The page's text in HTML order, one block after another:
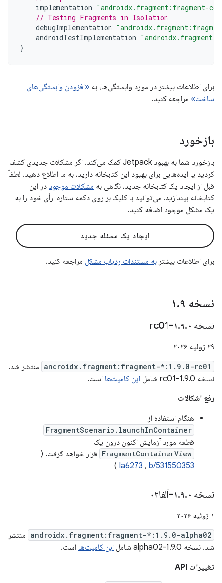
implementation "androidx.fragment:fragment-
// Testing Fragments in Isolation
debugImplementation
androidTestImplementation
}
برای اطلاعات بیشتر در مورد وابستگی‌ها، به «افزودن وابستگی‌های
ساخت» مراجعه کنید.
بازخورد
بازخورد شما به بهبود Jetpack کمک می‌کند. اگر مشکلات جدیدی کشف
کردید یا ایده‌هایی برای بهبود این کتابخانه دارید، به ما اطلاع دهید. لطفاً
قبل از ایجاد یک کتابخانه جدید، نگاهی به مشکلات موجود در این
کتابخانه بیندازید. می‌توانید با کلیک بر روی دکمه ستاره، رأی خود را به
یک مشکل موجود اضافه کنید.
ایجاد یک مسئله جدید
برای اطلاعات بیشتر به مستندات ردیاب مشکل مراجعه کنید.
نسخه ۱ .۹
نسخه ۱ .۹.۰-rc01
۲۹ ژوئیه ۲۰۲۶
androidx.fragment:fragment-*:1.9.0-rc01 منتشر شد.
نسخه 1.9.0-rc01 شامل
این کامیت‌ها است.
رفع اشکالات
هنگام استفاده از
FragmentScenario.launchInContainer
قطعه مورد آزمایش اکنون درون یک
FragmentContainerView قرار خواهد گرفت. (
Ia6273 ، b/531550353
)
نسخه ۱ .۹.۰-آلفا۰۲
۱ ژوئیه ۲۰۲۶
androidx.fragment:fragment-*:1.9.0-alpha02 منتشر
شد. نسخه 1.9.0-alpha02 شامل
این کامیت‌ها است.
تغییرات API